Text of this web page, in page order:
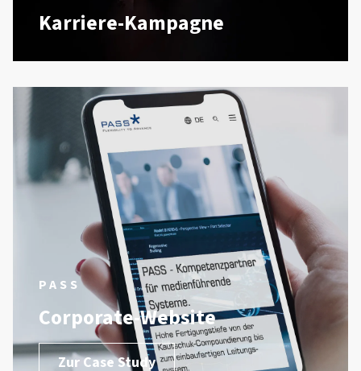
Karriere-Kampagne
PASS
Corporate-Website
Zur Case Study